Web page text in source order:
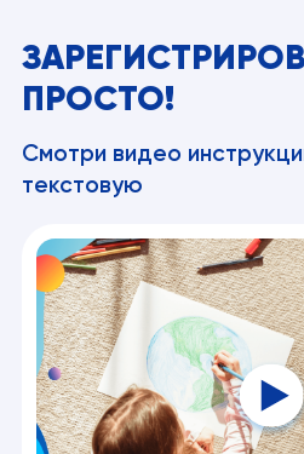
ПРОСТО!
Смотри видео
текстовую